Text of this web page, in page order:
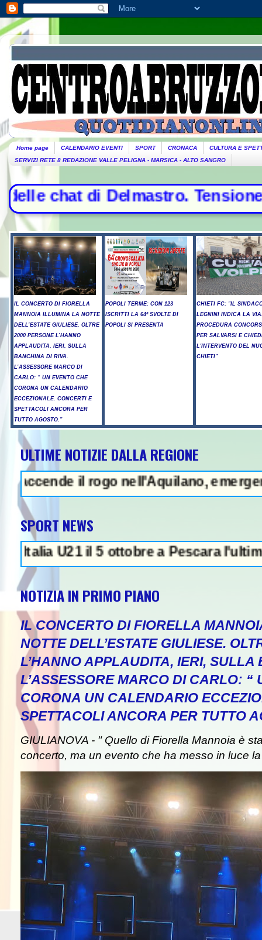
Home page CALENDARIO EVENTI SPORT CRONACA
CULTURA E
SERVIZI RETE 8 REDAZIONE VALLE PELIGNA - MARSICA - ALTO SANGRO
Delmastro. Tensione in
IL CONCERTO DI FIORELLA
MANNOIA ILLUMINA LA NOTTE
DELL’ESTATE GIULIESE. OLTRE
2000 PERSONE L’HANNO
APPLAUDITA, IERI, SULLA
BANCHINA DI RIVA.
L’ASSESSORE MARCO DI
CARLO: “ UN EVENTO CHE
CORONA UN CALENDARIO
ECCEZIONALE. CONCERTI E
SPETTACOLI ANCORA PER
TUTTO AGOSTO.”
POPOLI TERME: CON 123
ISCRITTI LA 64ª SVOLTE DI
POPOLI SI PRESENTA
CHIETI FC: "IL
LEGNINI INDICA LA
PROCEDURA
PER SALVARSI E
L'INTERVENTO DEL
CHIETI"
ULTIME NOTIZIE DALLA REGIONE
il rogo nell'Aquilano, emergenza in
SPORT NEWS
il 5 ottobre a Pescara l'ultima gara
NOTIZIA IN PRIMO PIANO
IL CONCERTO DI FIORELLA
NOTTE DELL’ESTATE GIULIESE.
L’HANNO APPLAUDITA, IERI, SULLA
L’ASSESSORE MARCO DI CARLO: “
CORONA UN CALENDARIO
SPETTACOLI ANCORA PER TUTTO
GIULIANOVA - " Quello di Fiorella Mannoia è
concerto, ma un evento che ha messo in luce
"abbiamo molte